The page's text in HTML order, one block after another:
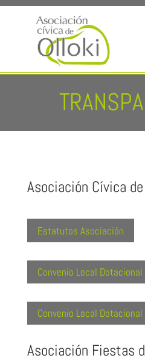
Asociación Cívica
Estatutos Asociación
Convenio Local Dotacional
Convenio Local Dotacional
Asociación Fiestas